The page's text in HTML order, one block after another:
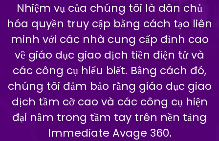
Nhiệm vụ của chúng tôi là dân chủ
hóa quyền truy cập bằng cách tạo liên
minh với các nhà cung cấp đỉnh cao
về giáo dục giao dịch tiền điện tử và
các công cụ hiểu biết. Bằng cách đó,
chúng tôi đảm bảo rằng giáo dục giao
dịch tầm cỡ cao và các công cụ hiện
đại nằm trong tầm tay trên nền tảng
Immediate Avage 360.